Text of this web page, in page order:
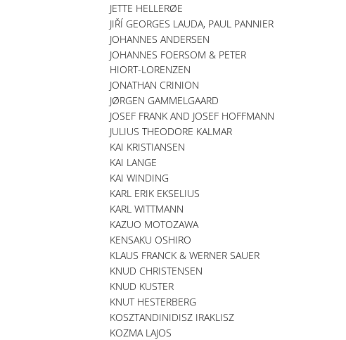
JETTE HELLERØE
JIŘÍ GEORGES LAUDA, PAUL PANNIER
JOHANNES ANDERSEN
JOHANNES FOERSOM & PETER
HIORT-LORENZEN
JONATHAN CRINION
JØRGEN GAMMELGAARD
JOSEF FRANK AND JOSEF HOFFMANN
JULIUS THEODORE KALMAR
KAI KRISTIANSEN
KAI LANGE
KAI WINDING
KARL ERIK EKSELIUS
KARL WITTMANN
KAZUO MOTOZAWA
KENSAKU OSHIRO
KLAUS FRANCK & WERNER SAUER
KNUD CHRISTENSEN
KNUD KUSTER
KNUT HESTERBERG
KOSZTANDINIDISZ IRAKLISZ
KOZMA LAJOS